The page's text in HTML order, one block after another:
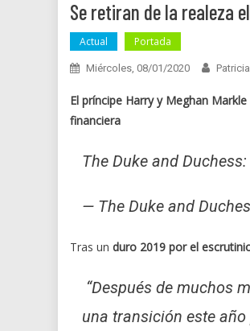
Se retiran de la realeza
Actual Portada
Miércoles, 08/01/2020
El príncipe Harry y Meghan
financiera
The Duke and Duchess:
— The Duke and
Tras un duro 2019 por el
“Después de muchos
una transición este